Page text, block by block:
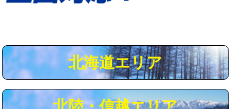
用（追加）/3ｍ超え)
給水管工事※（ライニング鋼管・銅
44,000円
給水管工事※（ライニング鋼管・銅
+8,800円
北海道エリア